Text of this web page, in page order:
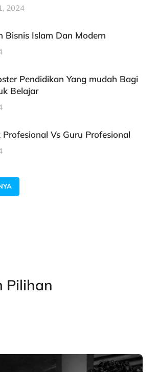
2024
Bisnis Islam Dan Modern
Pendidikan Yang mudah Bagi
Belajar
Profesional Vs Guru Profesional
Pilihan